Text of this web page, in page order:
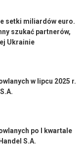
setki miliardów euro.
szukać partnerów,
Ukrainie
w lipcu 2025 r.
po I kwartale
S.A.